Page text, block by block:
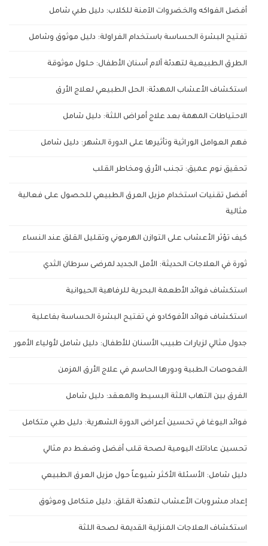
أفضل الفواكه والخضروات الآمنة للكلاب: دليل طبي شامل
تفتيح البشرة الحساسة باستخدام الفراولة: دليل موثوق وشامل
الطرق الطبيعية لتهدئة آلام أسنان الأطفال: حلول موثوقة
استكشاف الأعشاب المهدئة: الحل الطبيعي لعلاج الأرق
الاحتياطات المهمة بعد علاج أمراض اللثة: دليل شامل
فهم العوامل الوراثية وتأثيرها على الدورة الشهر: دليل شامل
تحقيق نوم عميق: تجنب الأرق ومخاطر القلب
أفضل تقنيات استخدام مزيل العرق الطبيعي للحصول على فعالية
مثالية
كيف تؤثر الأعشاب على التوازن الهرموني وتقليل القلق عند النساء
ثورة في العلاجات الحديثة: الأمل الجديد لمرضى سرطان الثدي
استكشاف فوائد الأطعمة البحرية للرفاهية الحيوانية
استكشاف فوائد الأفوكادو في تفتيح البشرة الحساسة بفاعلية
جدول مثالي لزيارات طبيب الأسنان للأطفال: دليل شامل لأولياء الأمور
الفحوصات الطبية ودورها الحاسم في علاج الأرق المزمن
الفرق بين التهاب اللثة البسيط والمعقد: دليل شامل
فوائد اليوغا في تحسين أعراض الدورة الشهرية: دليل طبي متكامل
تحسين عاداتك اليومية لصحة قلب أفضل وضغط دم مثالي
دليل شامل: الأسئلة الأكثر شيوعاً حول مزيل العرق الطبيعي
إعداد مشروبات الأعشاب لتهدئة القلق: دليل متكامل وموثوق
استكشاف العلاجات المنزلية القديمة لصحة اللثة